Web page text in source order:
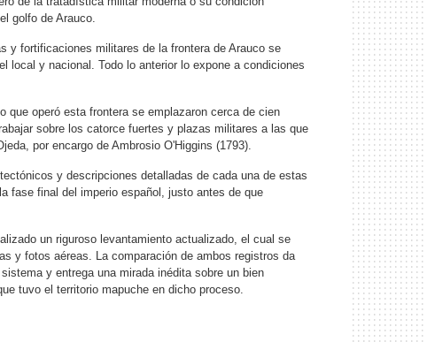
golfo de Arauco.
y fortificaciones militares de la frontera de Arauco se
local y nacional. Todo lo anterior lo expone a condiciones
operó esta frontera se emplazaron cerca de cien
sobre los catorce fuertes y plazas militares a las que
por encargo de Ambrosio O'Higgins (1793).
y descripciones detalladas de cada una de estas
fase final del imperio español, justo antes de que
un riguroso levantamiento actualizado, el cual se
y fotos aéreas. La comparación de ambos registros da
y entrega una mirada inédita sobre un bien
tuvo el territorio mapuche en dicho proceso.